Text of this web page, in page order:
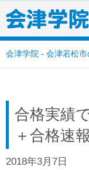
Skip
to
content
会津学院 - 会津若松
合格実績
＋合格速
2018年3月7日